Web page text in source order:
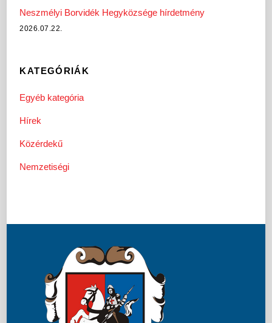
Neszmélyi Borvidék Hegyközsége hírdetmény
2026.07.22.
KATEGÓRIÁK
Egyéb kategória
Hírek
Közérdekű
Nemzetiségi